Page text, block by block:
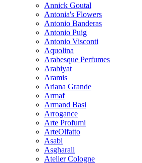
Annick Goutal
Antonia's Flowers
Antonio Banderas
Antonio Puig
Antonio Visconti
Aquolina
Arabesque Perfumes
Arabiyat
Aramis
Ariana Grande
Armaf
Armand Basi
Arrogance
Arte Profumi
ArteOlfatto
Asabi
Asgharali
Atelier Cologne